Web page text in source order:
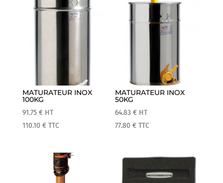
MATURATEUR INOX
100KG
91.75 € HT
110.10 € TTC
MATURATEUR INOX
50KG
64.83€ HT
77.80€ TTC